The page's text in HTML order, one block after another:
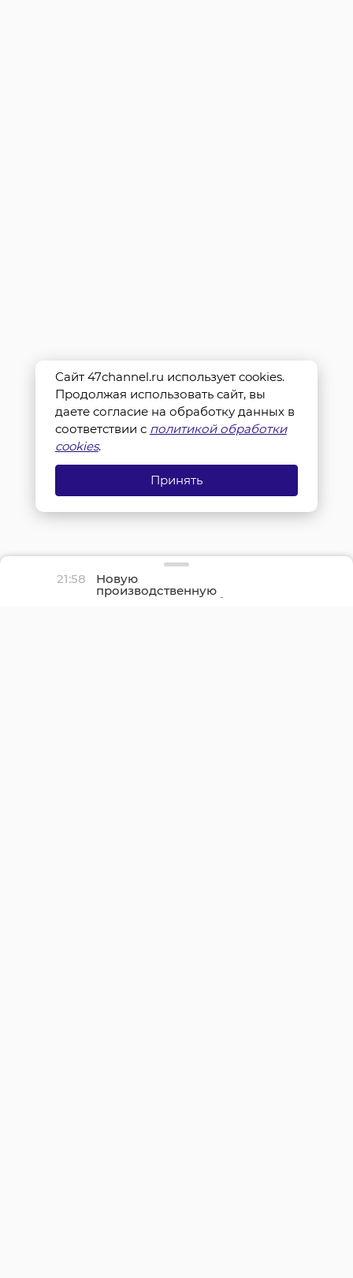
21:58 Новую
производственную
площадку птицефабрики
Сайт 47channel.ru использует cookies.
Продолжая использовать сайт, вы
даете согласие на обработку данных в
соответствии с политикой обработки
cookies.
Принять